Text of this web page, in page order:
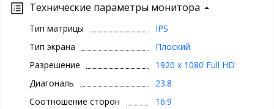
Технические параметры монитора
Тип матрицы
IPS
Тип экрана
Плоский
Разрешение
1920 x 1080 Full HD
Диагональ
23.8
Соотношение сторон
16:9